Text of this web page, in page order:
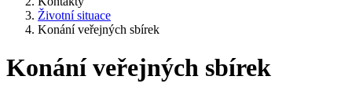
Životní situace
Konání veřejných sbírek
Konání veřejných sbírek